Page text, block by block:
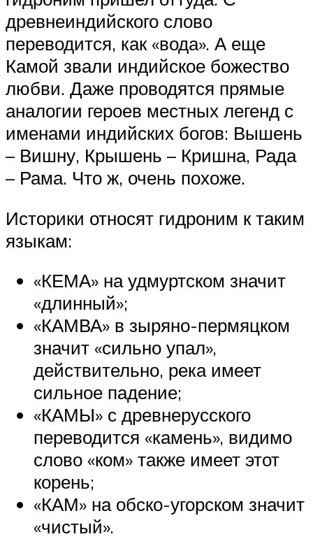
древнеиндийского слово
переводится, как «вода». А еще
Камой звали индийское божество
любви. Даже проводятся прямые
аналогии героев местных легенд с
именами индийских богов: Вышень
– Вишну, Крышень – Кришна, Рада
– Рама. Что ж, очень похоже.
Историки относят гидроним к таким
языкам:
«КЕМА» на удмуртском значит
«длинный»;
«КАМВА» в зыряно-пермяцком
значит «сильно упал»,
действительно, река имеет
сильное падение;
«КАМЫ» с древнерусского
переводится «камень», видимо
слово «ком» также имеет этот
корень;
«КАМ» на обско-угорском значит
«чистый».